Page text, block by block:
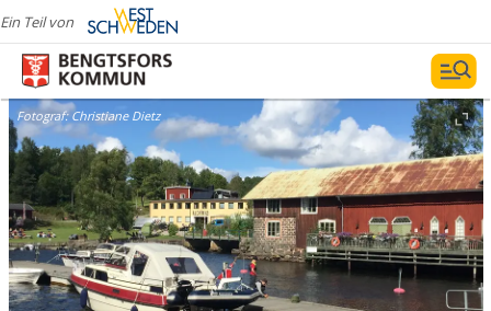
Ein Teil von
Fotograf:Christiane Dietz